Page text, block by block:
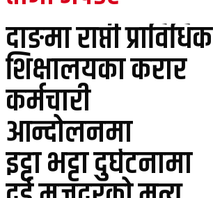
दाङमा राप्ती प्राविधिक
शिक्षालयका करार
कर्मचारी
आन्दोलनमा
इट्टा भट्टा दुर्घटनामा